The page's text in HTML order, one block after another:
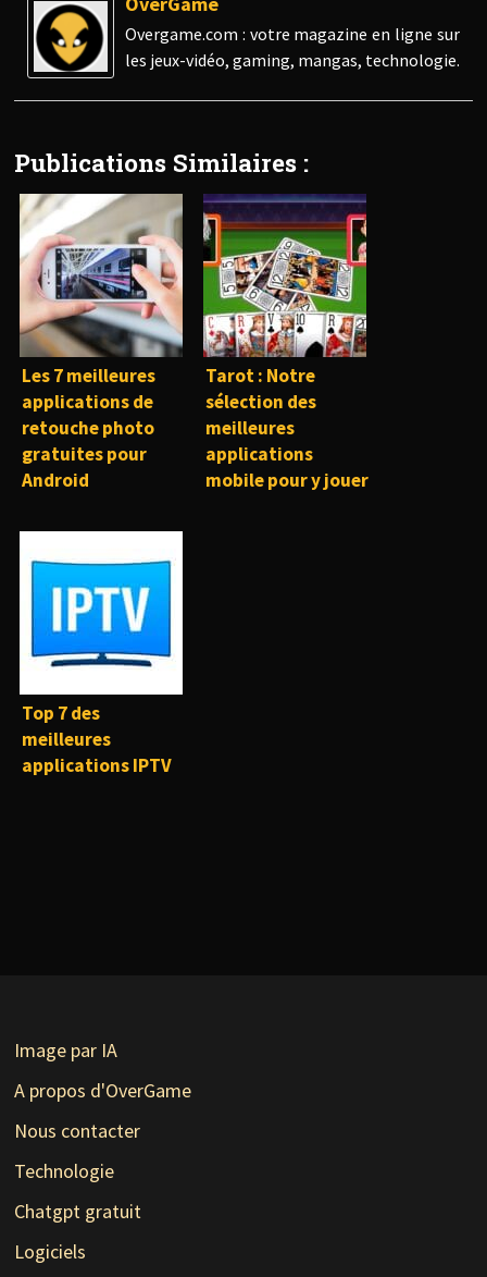
Overgame.com : votre magazine en ligne sur
les jeux-vidéo, gaming, mangas, technologie.
Publications Similaires :
Les 7 meilleures
applications de
retouche photo
gratuites pour
Android
Tarot : Notre
sélection des
meilleures
applications
mobile pour y jouer
Top 7 des
meilleures
applications IPTV
Image par IA
A propos d'OverGame
Nous contacter
Technologie
Chatgpt gratuit
Logiciels